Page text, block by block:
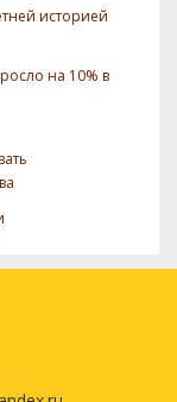
историей
на 10% в